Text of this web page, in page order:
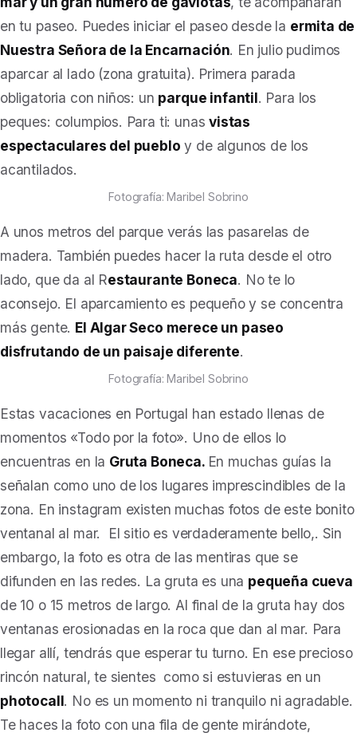
en tu paseo. Puedes iniciar el paseo desde la ermita de
Nuestra Señora de la Encarnación. En julio pudimos
aparcar al lado (zona gratuita). Primera parada
obligatoria con niños: un parque infantil. Para los
peques: columpios. Para ti: unasvistas
espectaculares del pueblo y de algunos de los
acantilados.
Fotografía: Maribel Sobrino
A unos metros del parque verás las pasarelas de
madera. También puedes hacer la ruta desde el otro
lado, que da al Restaurante Boneca. No te lo
aconsejo. El aparcamiento es pequeño y se concentra
más gente. El Algar Seco merece un paseo
disfrutando de un paisaje diferente.
Fotografía: Maribel Sobrino
Estas vacaciones en Portugal han estado llenas de
momentos «Todo por la foto». Uno de ellos lo
encuentras en la Gruta Boneca. En muchas guías la
señalan como uno de los lugares imprescindibles de la
zona. En instagram existen muchas fotos de este bonito
ventanal al mar. El sitio es verdaderamente bello,. Sin
embargo, la foto es otra de las mentiras que se
difunden en las redes. La gruta es una pequeña cueva
de 10 o 15 metros de largo. Al final de la gruta hay dos
ventanas erosionadas en la roca que dan al mar. Para
llegar allí, tendrás que esperar tu turno. En ese precioso
rincón natural, te sientes como si estuvieras en un
photocall. No es un momento ni tranquilo ni agradable.
Te haces la foto con una fila de gente mirándote,